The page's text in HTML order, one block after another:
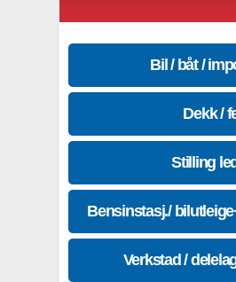
Bil / båt /
Dekk /
Stilling
Bensinstasj./
Verkstad /